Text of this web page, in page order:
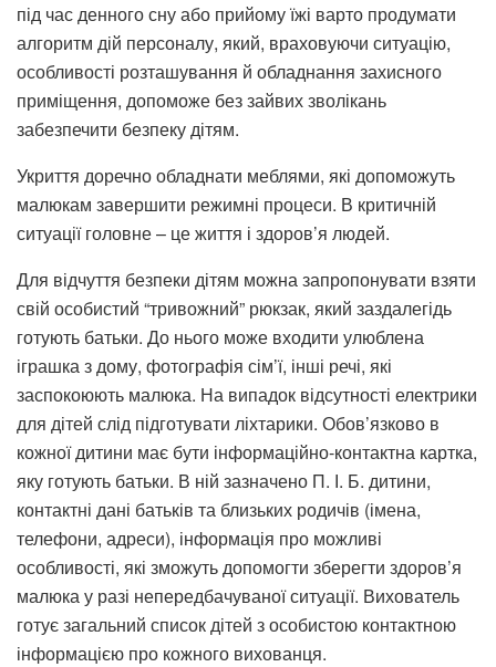
під час денного сну або прийому їжі варто продумати
алгоритм дій персоналу, який, враховуючи ситуацію,
особливості розташування й обладнання захисного
приміщення, допоможе без зайвих зволікань
забезпечити безпеку дітям.
Укриття доречно обладнати меблями, які допоможуть
малюкам завершити режимні процеси. В критичній
ситуації головне – це життя і здоров’я людей.
Для відчуття безпеки дітям можна запропонувати взяти
свій особистий “тривожний” рюкзак, який заздалегідь
готують батьки. До нього може входити улюблена
іграшка з дому, фотографія сім’ї, інші речі, які
заспокоюють малюка. На випадок відсутності електрики
для дітей слід підготувати ліхтарики. Обов’язково в
кожної дитини має бути інформаційно-контактна картка,
яку готують батьки. В ній зазначено П. І. Б. дитини,
контактні дані батьків та близьких родичів (імена,
телефони, адреси), інформація про можливі
особливості, які зможуть допомогти зберегти здоров’я
малюка у разі непередбачуваної ситуації. Вихователь
готує загальний список дітей з особистою контактною
інформацією про кожного вихованця.